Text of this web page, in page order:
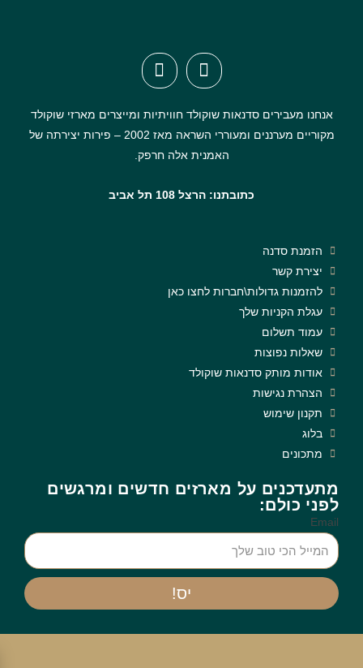
אנחנו מעבירים סדנאות שוקולד חוויתיות ומייצרים מארזי שוקולד
מקוריים מערננים ומעוררי השראה מאז 2002 – פירות יצירתה של
האמנית אלה חרפק.
כתובתנו: הרצל 108 תל אביב
הזמנת סדנה
יצירת קשר
להזמנות גדולות\חברות לחצו כאן
עגלת הקניות שלך
עמוד תשלום
שאלות נפוצות
אודות מותק סדנאות שוקולד
הצהרת נגישות
תקנון שימוש
בלוג
מתכונים
מתעדכנים על מארזים חדשים ומרגשים
לפני כולם:
Email
יס!